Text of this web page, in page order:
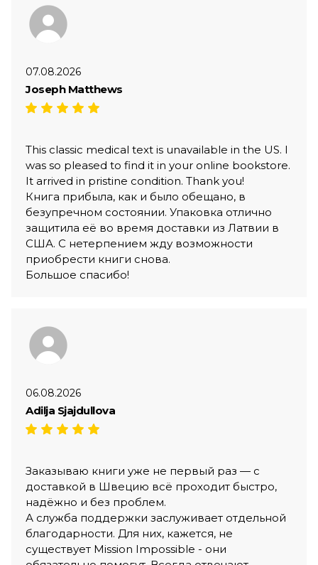
07.08.2026
Joseph Matthews
This classic medical text is unavailable in the US. I
was so pleased to find it in your online bookstore.
It arrived in pristine condition. Thank you!
Книга прибыла, как и было обещано, в
безупречном состоянии. Упаковка отлично
защитила её во время доставки из Латвии в
США. С нетерпением жду возможности
приобрести книги снова.
Большое спасибо!
06.08.2026
Adilja Sjajdullova
Заказываю книги уже не первый раз — с
доставкой в Швецию всё проходит быстро,
надёжно и без проблем.
А служба поддержки заслуживает отдельной
благодарности. Для них, кажется, не
существует Mission Impossible - они